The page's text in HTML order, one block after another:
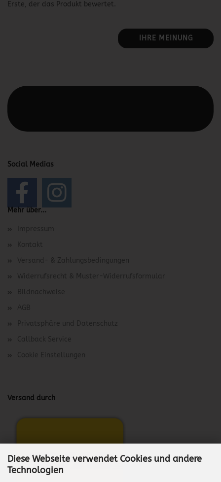
Diese Webseite verwendet Cookies und andere
Technologien
Erste, der das Produkt bewertet.
IHRE MEINUNG
Social Medias
Mehr über...
Impressum
Kontakt
Versand- & Zahlungsbedingungen
Widerrufsrecht & Muster-Widerrufsformular
Bildnachweise
AGB
Privatsphäre und Datenschutz
Callback Service
Cookie Einstellungen
Versand durch